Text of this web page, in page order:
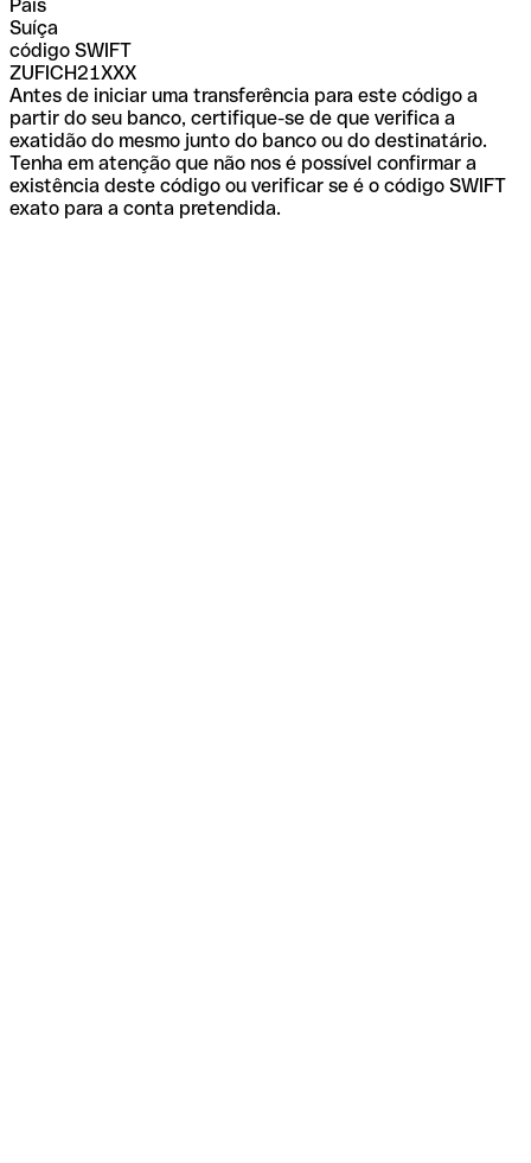
País
Suíça
código SWIFT
ZUFICH21XXX
Antes de iniciar uma transferência para este código a
partir do seu banco, certifique-se de que verifica a
exatidão do mesmo junto do banco ou do destinatário.
Tenha em atenção que não nos é possível confirmar a
existência deste código ou verificar se é o código SWIFT
exato para a conta pretendida.